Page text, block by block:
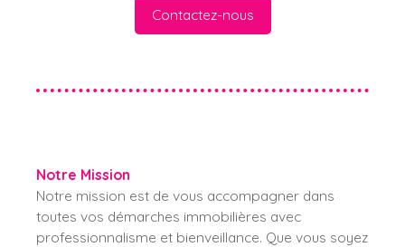
Contactez-nous
Notre Mission
Notre mission est de vous accompagner dans
toutes vos démarches immobilières avec
professionnalisme et bienveillance. Que vous soyez